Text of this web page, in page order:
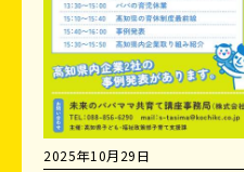
2025年10月29日